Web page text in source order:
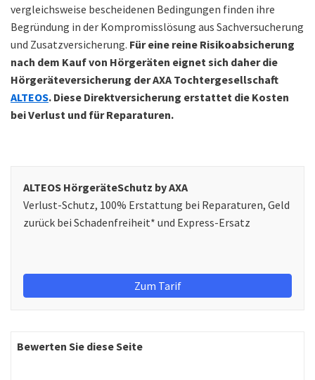
vergleichsweise bescheidenen Bedingungen finden ihre
Begründung in der Kompromisslösung aus Sachversucherung
und Zusatzversicherung. Für eine reine Risikoabsicherung
nach dem Kauf von Hörgeräten eignet sich daher die
Hörgeräteversicherung der AXA Tochtergesellschaft
ALTEOS. Diese Direktversicherung erstattet die Kosten
bei Verlust und für Reparaturen.
ALTEOS HörgeräteSchutz by AXA
Verlust-Schutz, 100% Erstattung bei Reparaturen, Geld
zurück bei Schadenfreiheit* und Express-Ersatz
Zum Tarif
Bewerten Sie diese Seite